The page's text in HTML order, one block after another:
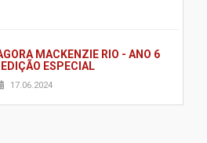
MACKENZIE RIO - ANO 6
| EDIÇÃO ESPECIAL
17.06.2024